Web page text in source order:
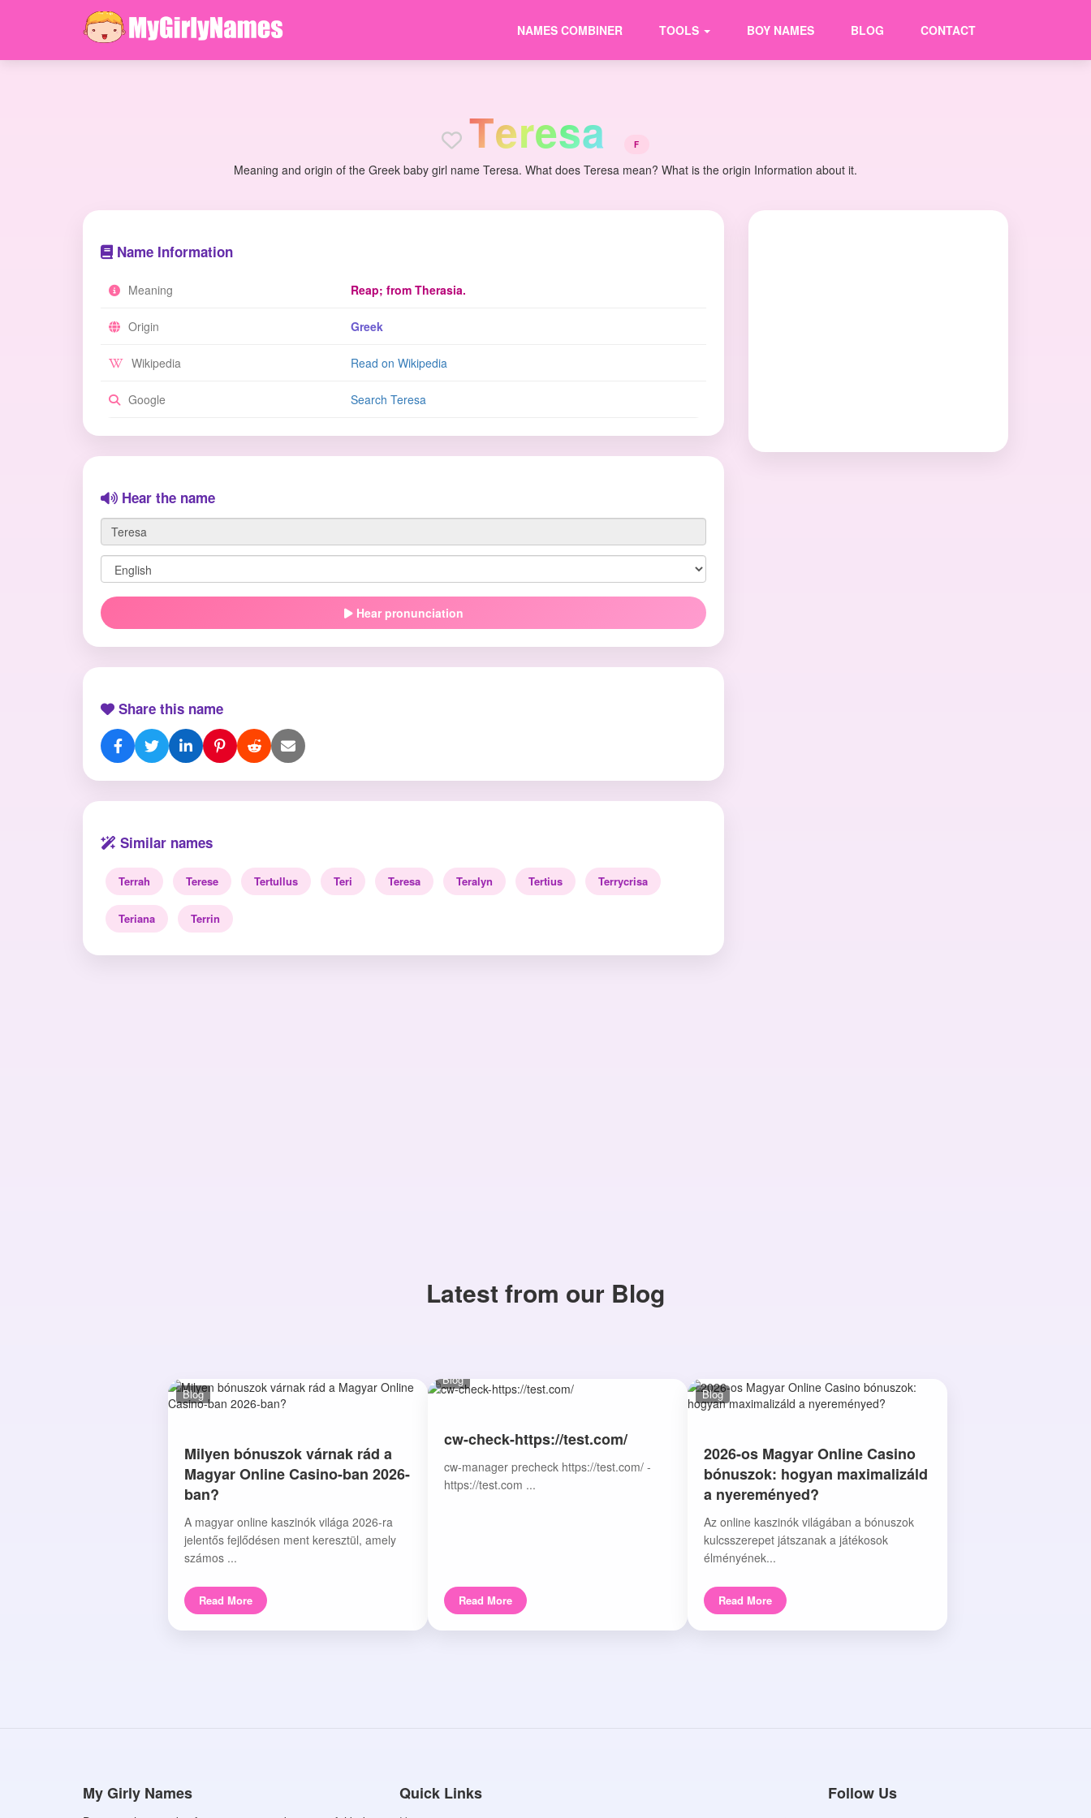
NAMES COMBINER TOOLS BOY NAMES BLOG CONTACT
Teresa F
Meaning and origin of the Greek baby girl name Teresa. What does Teresa mean? What is the origin Information about it.
Name Information
Meaning Reap; from Therasia.
Origin Greek
Wikipedia Read on Wikipedia
Google Search Teresa
Hear the name
Hear pronunciation
Share this name
Similar names
Terrah Terese Tertullus Teri Teresa Teralyn Tertius Terrycrisa
Teriana Terrin
Latest from our Blog
Blog
Milyen bónuszok várnak rád a
Magyar Online Casino-ban 2026-
ban?
A magyar online kaszinók világa 2026-ra
jelentős fejlődésen ment keresztül, amely
számos ...
Read More
Blog
cw-check-https://test.com/
cw-manager precheck https://test.com/ -
https://test.com ...
Read More
Blog
2026-os Magyar Online Casino
bónuszok: hogyan maximalizáld
a nyereményed?
Az online kaszinók világában a bónuszok
kulcsszerepet játszanak a játékosok
élményének...
Read More
My Girly Names Quick Links Follow Us